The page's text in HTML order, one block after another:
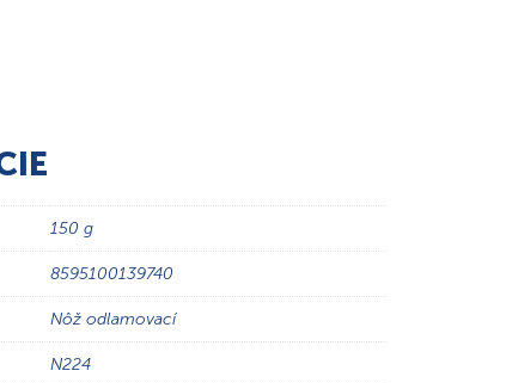
150 g
8595100139740
Nôž odlamovací
N224